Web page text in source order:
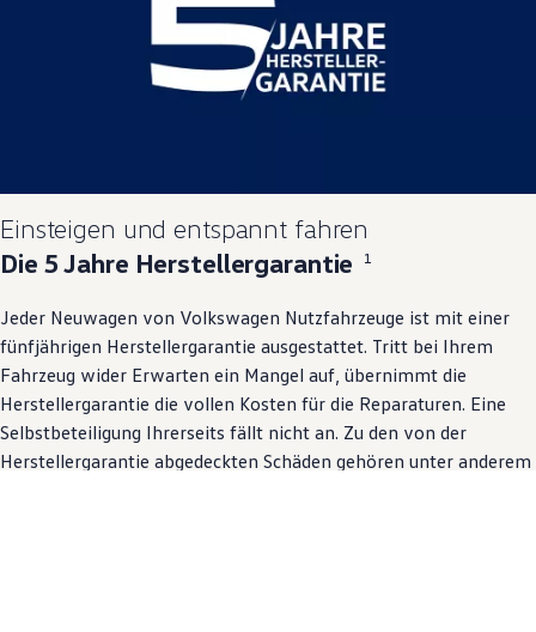
Einsteigen und entspannt fahren
Die 5 Jahre Herstellergarantie
1
Jeder Neuwagen von Volkswagen Nutzfahrzeuge ist mit einer
fünfjährigen Herstellergarantie ausgestattet. Tritt bei Ihrem
Fahrzeug wider Erwarten ein Mangel auf, übernimmt die
Herstellergarantie die vollen Kosten für die Reparaturen. Eine
Selbstbeteiligung Ihrerseits fällt nicht an. Zu den von der
Herstellergarantie abgedeckten Schäden gehören unter anderem